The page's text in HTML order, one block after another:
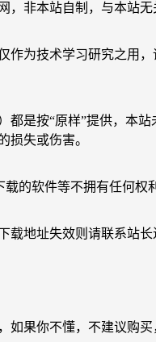
非本站自制，与本站
作为技术学习研究之用
都是按“原样”提供，本
损失或伤害。
的软件等不拥有任何权
地址失效则请联系站长
如果你不懂，不建议购